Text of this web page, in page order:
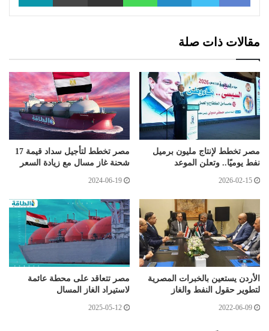
مقالات ذات صلة
مصر تخطط لإنتاج مليون برميل
نفط يوميًا.. وتعلن الموعد
2026-02-15
مصر تخطط لتأجيل سداد قيمة 17
شحنة غاز مسال مع زيادة السعر
2024-06-19
الأردن يستعين بالخبرات المصرية
لتطوير حقول النفط والغاز
2022-06-09
مصر تتعاقد على محطة عائمة
لاستيراد الغاز المسال
2025-05-12